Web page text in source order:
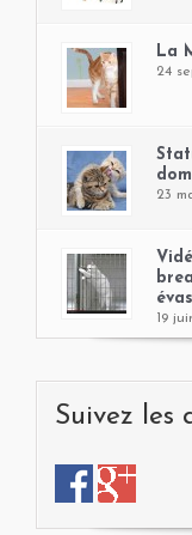
La
24
23
19
Suivez les